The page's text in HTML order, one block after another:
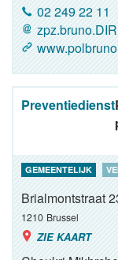
02 249 22 11
Preventiedienst
GEMEENTELIJK
Brialmontstraat
1210 Brussel
ZIE KAART